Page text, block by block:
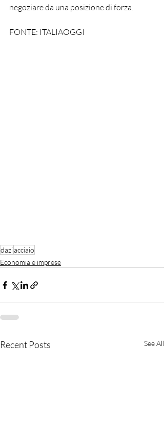
negoziare da una posizione di forza.
FONTE: ITALIAOGGI
daziacciaio
Economia e imprese
Recent Posts See All